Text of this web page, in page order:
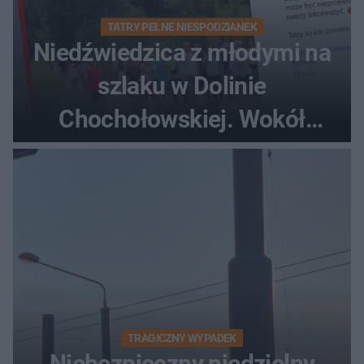
TATRY PEŁNE NIESPODZIANEK
Niedźwiedzica z młodymi na
szlaku w Dolinie
Chochołowskiej. Wokół
TRAGICZNY WYPADEK